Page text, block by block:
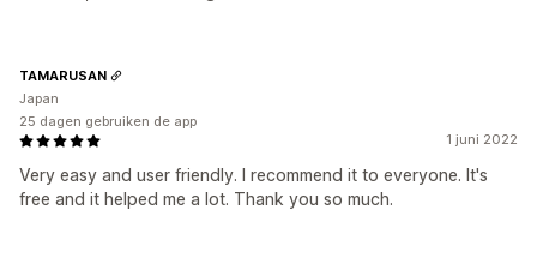
1 juni 2022
Very easy and user friendly. I recommend it to everyone. It's
free and it helped me a lot. Thank you so much.
TAMARUSAN
Japan
25 dagen gebruiken de app